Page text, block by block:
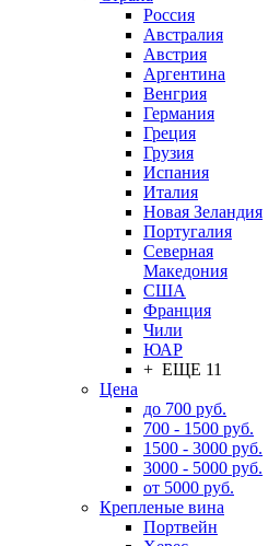
Россия
Австралия
Австрия
Аргентина
Венгрия
Германия
Греция
Грузия
Испания
Италия
Новая Зеландия
Португалия
Северная
Македония
США
Франция
Чили
ЮАР
+ ЕЩЕ 11
Цена
до 700 руб.
700 - 1500 руб.
1500 - 3000 руб.
3000 - 5000 руб.
от 5000 руб.
Крепленые вина
Портвейн